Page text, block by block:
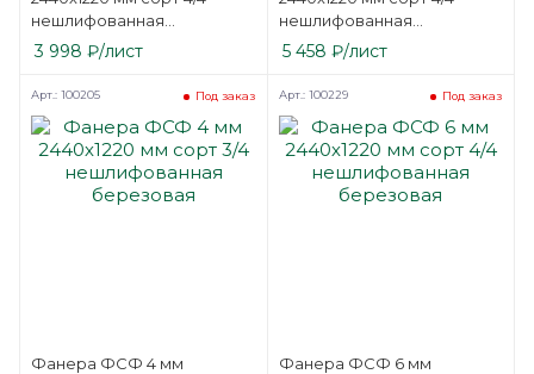
нешлифованная
березовая
3 998 ₽/лист
нешлифованная
березовая
5 458 ₽/лист
Фанера ФСФ 4 мм
Под заказ
Арт.: 100205
Фанера ФСФ 6 мм
Под заказ
Арт.: 100229